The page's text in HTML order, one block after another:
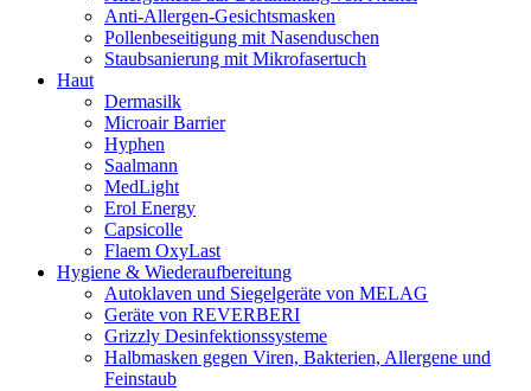
Anti-Allergen-Gesichtsmasken
Pollenbeseitigung mit Nasenduschen
Staubsanierung mit Mikrofasertuch
Haut
Dermasilk
Microair Barrier
Hyphen
Saalmann
MedLight
Erol Energy
Capsicolle
Flaem OxyLast
Hygiene & Wiederaufbereitung
Autoklaven und Siegelgeräte von MELAG
Geräte von REVERBERI
Grizzly Desinfektionssysteme
Halbmasken gegen Viren, Bakterien, Allergene und
Feinstaub